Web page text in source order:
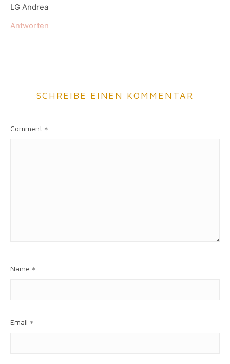
LG Andrea
Antworten
SCHREIBE EINEN KOMMENTAR
Comment *
Name *
Email *